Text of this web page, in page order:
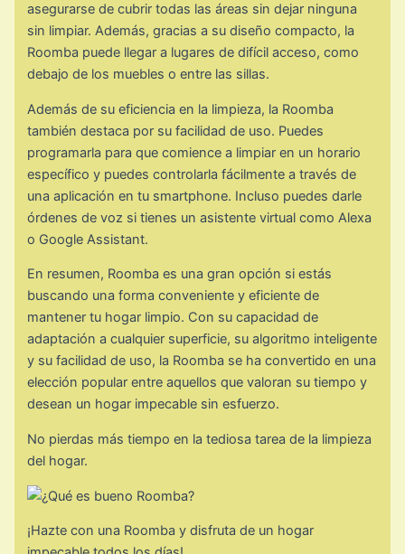
asegurarse de cubrir todas las áreas sin dejar ninguna
sin limpiar. Además, gracias a su diseño compacto, la
Roomba puede llegar a lugares de difícil acceso, como
debajo de los muebles o entre las sillas.
Además de su eficiencia en la limpieza, la Roomba
también destaca por su facilidad de uso. Puedes
programarla para que comience a limpiar en un horario
específico y puedes controlarla fácilmente a través de
una aplicación en tu smartphone. Incluso puedes darle
órdenes de voz si tienes un asistente virtual como Alexa
o Google Assistant.
En resumen, Roomba es una gran opción si estás
buscando una forma conveniente y eficiente de
mantener tu hogar limpio. Con su capacidad de
adaptación a cualquier superficie, su algoritmo inteligente
y su facilidad de uso, la Roomba se ha convertido en una
elección popular entre aquellos que valoran su tiempo y
desean un hogar impecable sin esfuerzo.
No pierdas más tiempo en la tediosa tarea de la limpieza
del hogar.
¡Hazte con una Roomba y disfruta de un hogar